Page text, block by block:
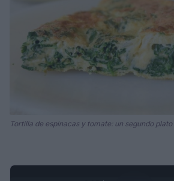
Tortilla de espinacas y tomate: un segundo